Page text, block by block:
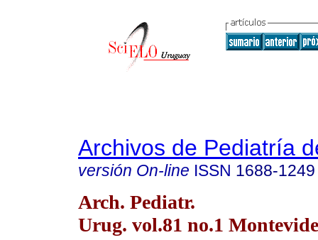
Archivos de Pediatría
versión On-line ISSN 1688-1249
Arch. Pediatr.
Urug. vol.81 no.1